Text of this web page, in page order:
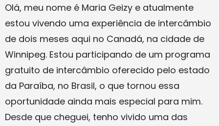
Olá, meu nome é Maria Geizy e atualmente
estou vivendo uma experiência de intercâmbio
de dois meses aqui no Canadá, na cidade de
Winnipeg. Estou participando de um programa
gratuito de intercâmbio oferecido pelo estado
da Paraíba, no Brasil, o que tornou essa
oportunidade ainda mais especial para mim.
Desde que cheguei, tenho vivido uma das